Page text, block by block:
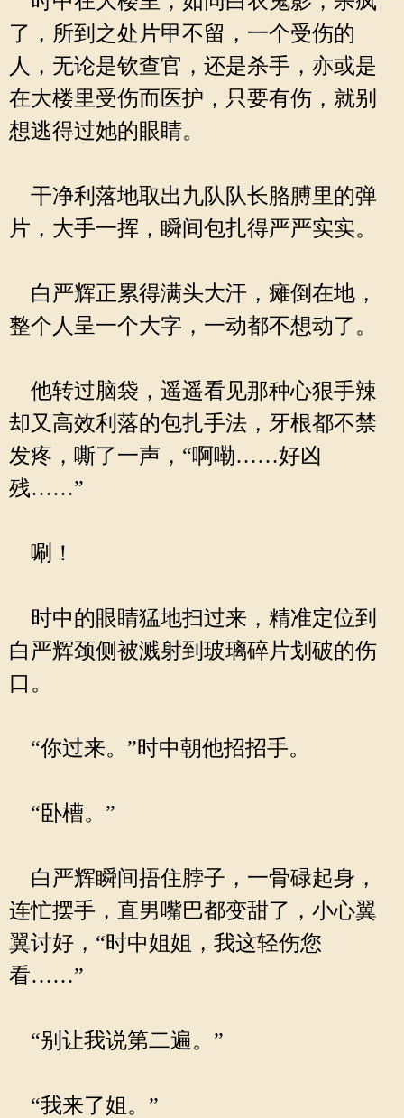
了，所到之处片甲不留，一个受伤的
人，无论是钦查官，还是杀手，亦或是
在大楼里受伤而医护，只要有伤，就别
想逃得过她的眼睛。
干净利落地取出九队队长胳膊里的弹
片，大手一挥，瞬间包扎得严严实实。
白严辉正累得满头大汗，瘫倒在地，
整个人呈一个大字，一动都不想动了。
他转过脑袋，遥遥看见那种心狠手辣
却又高效利落的包扎手法，牙根都不禁
发疼，嘶了一声，“啊嘞……好凶
残……”
唰！
时中的眼睛猛地扫过来，精准定位到
白严辉颈侧被溅射到玻璃碎片划破的伤
口。
“你过来。”时中朝他招招手。
“卧槽。”
白严辉瞬间捂住脖子，一骨碌起身，
连忙摆手，直男嘴巴都变甜了，小心翼
翼讨好，“时中姐姐，我这轻伤您
看……”
“别让我说第二遍。”
“我来了姐。”